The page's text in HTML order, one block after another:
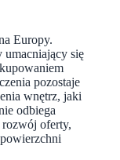
Europy.
umacniający się
pozostaje
wnętrz, jaki
odbiega
rozwój oferty,